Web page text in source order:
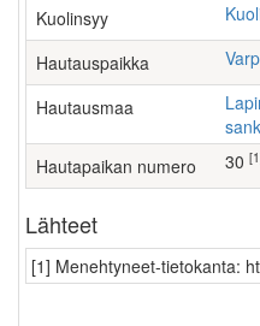
Kuolinsyy
Hautauspaikka
Hautausmaa
Lapinlahti, Varpaisjärven kirkon
Hautapaikan numero 30
Lähteet
[1] Menehtyneet-tietokanta: